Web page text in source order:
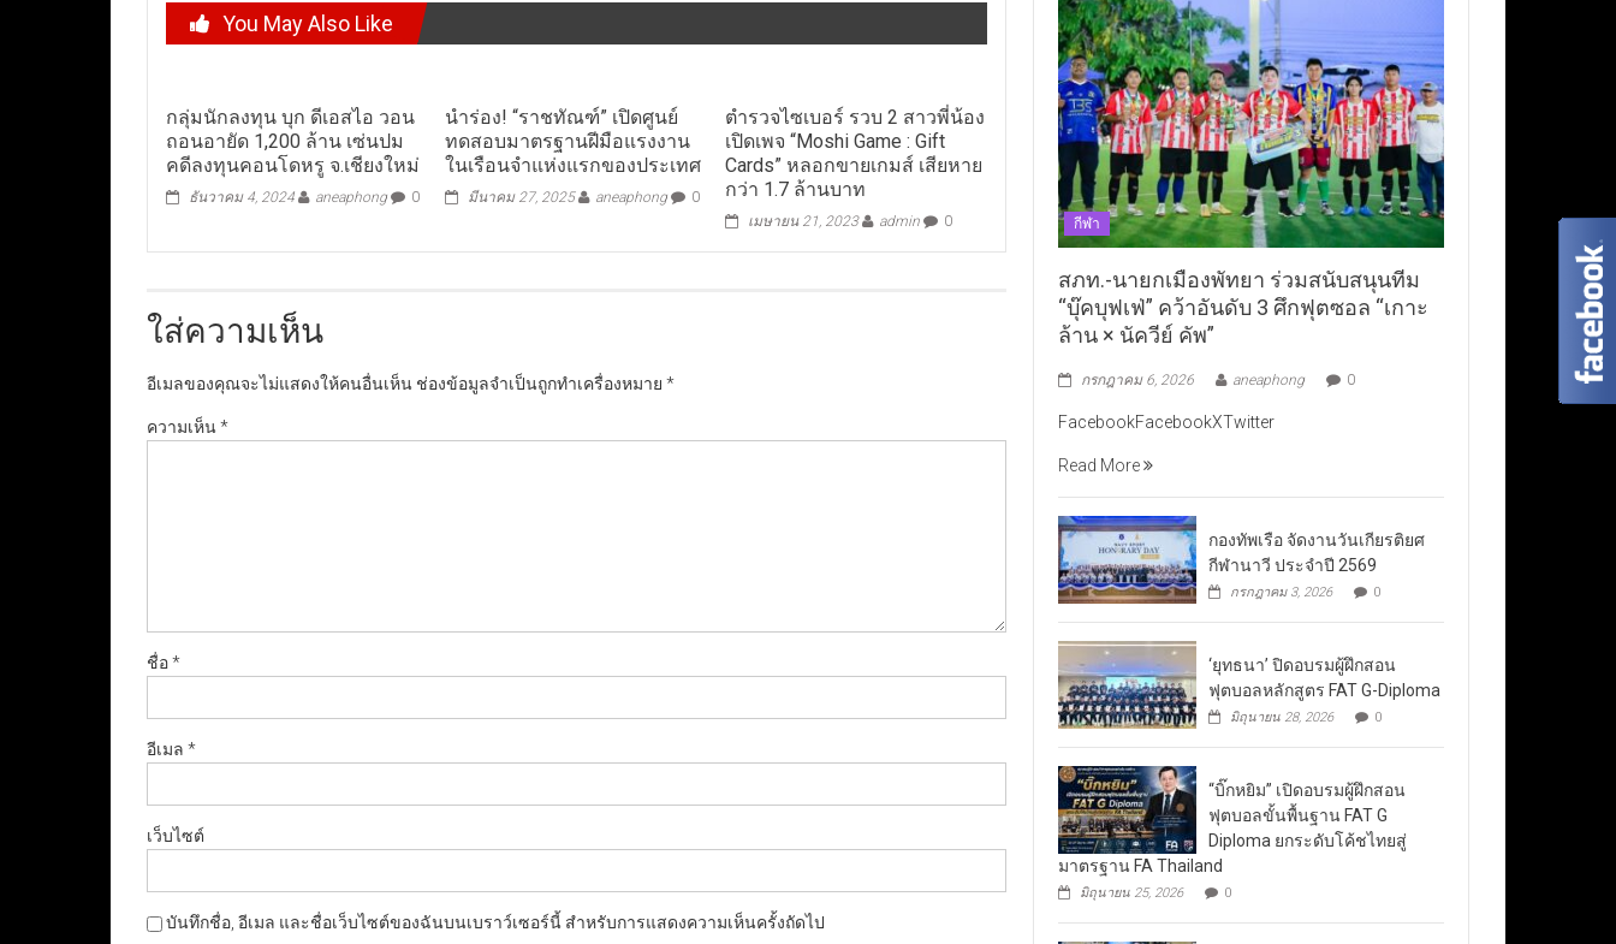
You May Also Like
กลุ่มนักลงทุน บุก ดีเอสไอ วอน
ถอนอายัด 1,200 ล้าน เซ่นปม
คดีลงทุนคอนโดหรู จ.เชียงใหม่
ธันวาคม 4, 2024 aneaphong 0
นำร่อง! “ราชทัณฑ์” เปิดศูนย์
ทดสอบมาตรฐานฝีมือแรงงาน
ในเรือนจำแห่งแรกของประเทศ
มีนาคม 27, 2025 aneaphong 0
ตำรวจไซเบอร์ รวบ 2 สาวพี่น้อง
เปิดเพจ “Moshi Game : Gift
Cards” หลอกขายเกมส์ เสียหาย
กว่า 1.7 ล้านบาท
เมษายน 21, 2023 admin 0
ใส่ความเห็น
อีเมลของคุณจะไม่แสดงให้คนอื่นเห็น ช่องข้อมูลจำเป็นถูกทำเครื่องหมาย *
ความเห็น*
ชื่อ*
อีเมล *
เว็บไซต์
บันทึกชื่อ, อีเมล และชื่อเว็บไซต์ของฉันบนเบราว์เซอร์นี้ สำหรับการแสดงความเห็นครั้งถัดไป
กีฬา
สภท.-นายกเมืองพัทยา ร่วมสนับสนุนทีม
“บุ๊คบุฟเฟ่” คว้าอันดับ 3 ศึกฟุตซอล “เกาะ
ล้าน × นัควีย์ คัพ”
กรกฎาคม 6, 2026 aneaphong 0
FacebookFacebookXTwitter
Read More
กองทัพเรือ จัดงานวันเกียรติยศ
กีฬานาวี ประจำปี 2569
กรกฎาคม 3, 2026 0
‘ยุทธนา’ ปิดอบรมผู้ฝึกสอน
ฟุตบอลหลักสูตร FAT G-Diploma
มิถุนายน 28, 2026 0
“บิ๊กหยิม” เปิดอบรมผู้ฝึกสอน
ฟุตบอลขั้นพื้นฐาน FAT G
Diploma ยกระดับโค้ชไทยสู่
มาตรฐาน FA Thailand
มิถุนายน 25, 2026 0